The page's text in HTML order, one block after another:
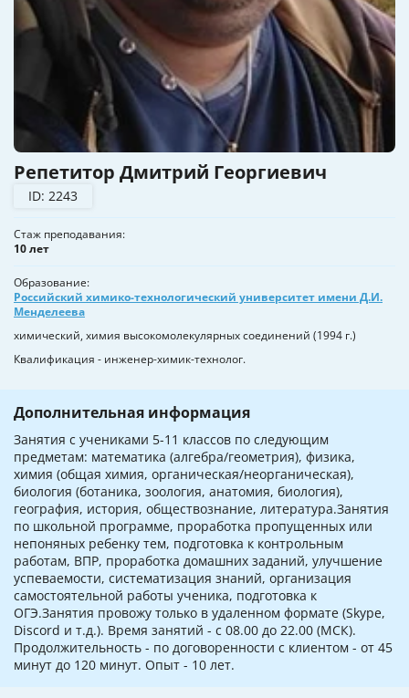
Репетитор Дмитрий Георгиевич
ID: 2243
Стаж преподавания
10 лет
Образование
Российский химико-технологический университет имени Д.И.
Менделеева
химический, химия высокомолекулярных соединений (1994 г.)
Квалификация - инженер-химик-технолог.
Дополнительная информация
Занятия с учениками 5-11 классов по следующим
предметам: математика (алгебра/геометрия), физика,
химия (общая химия, органическая/неорганическая),
биология (ботаника, зоология, анатомия, биология),
география, история, обществознание, литература.Занятия
по школьной программе, проработка пропущенных или
непоняных ребенку тем, подготовка к контрольным
работам, ВПР, проработка домашних заданий, улучшение
успеваемости, систематизация знаний, организация
самостоятельной работы ученика, подготовка к
ОГЭ.Занятия провожу только в удаленном формате (Skype,
Discord и т.д.). Время занятий - с 08.00 до 22.00 (МСК).
Продолжительность - по договоренности с клиентом - от 45
минут до 120 минут. Опыт - 10 лет.